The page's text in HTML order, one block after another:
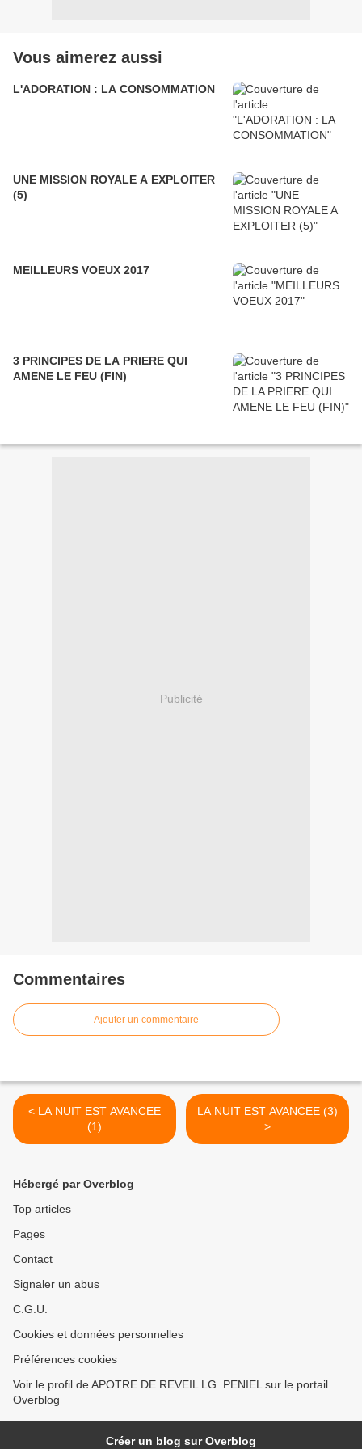
Vous aimerez aussi
L'ADORATION : LA CONSOMMATION
UNE MISSION ROYALE A EXPLOITER
(5)
MEILLEURS VOEUX 2017
3 PRINCIPES DE LA PRIERE QUI
AMENE LE FEU (FIN)
Publicité
Commentaires
Ajouter un commentaire
< LA NUIT EST AVANCEE
(1)
LA NUIT EST AVANCEE (3)
>
Hébergé par Overblog
Top articles
Pages
Contact
Signaler un abus
C.G.U.
Cookies et données personnelles
Préférences cookies
Voir le profil de APOTRE DE REVEIL LG. PENIEL sur le portail
Overblog
Créer un blog sur Overblog